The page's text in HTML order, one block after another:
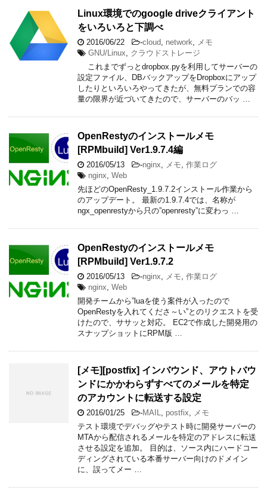
Linux環境でのgoogle driveクライアント
をいろいろと下調べ
2016/06/22 -cloud, network, メモ
GNU/Linux, クラウドストレージ
これまでずっとdropbox.pyを利用してサーバーの
設定ファイル、DBバックアップをDropboxにアップ
したりといろいろやってきたが、無料プランでの容
量の限界が近づいてきたので、サーバーのバッ …
OpenRestyのインストールメモ
[RPMbuild] Ver1.9.7.4編
2016/05/13 -nginx, メモ, 作業ログ
nginx, Web
先ほどのOpenResty_1.9.7.2インストール作業から
のアップデート。 最新の1.9.7.4では、名称が
ngx_openrestyから只の”openresty”に変わっ …
OpenRestyのインストールメモ
[RPMbuild] Ver1.9.7.2
2016/05/13 -nginx, メモ, 作業ログ
nginx, Web
開発チームから”luaを使う案件が入ったので
OpenRestyを入れてくださ～い”とのリクエストを受
けたので、ササッと対応。 EC2で作成した開発用の
スナップショットにRPM版 …
[メモ][postfix] インバウンド、アウトバウ
ンドにかかわらずすべてのメールを特定
のアカウントに転送する設定
2016/01/25 -MAIL, postfix, メモ
テスト環境でデバッグやテスト時に開発サーバーの
MTAから配信されるメールを特定のアドレスに転送
させる設定を追加。 目的は、ソース内にハードコー
ディングされている本番サーバー向けのドメイン
に、誤ってメー …